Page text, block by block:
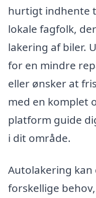
hurtigt indhente
lokale fagfolk,
lakering af biler.
for en mindre
eller ønsker at
med en komplet
platform guide
i dit område.
Autolakering
forskellige